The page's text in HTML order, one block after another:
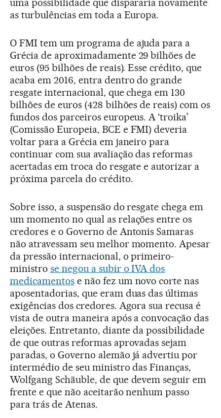
uma possibilidade que dispararia novamente
as turbulências em toda a Europa.
O FMI tem um programa de ajuda para a
Grécia de aproximadamente 29 bilhões de
euros (95 bilhões de reais). Esse crédito, que
acaba em 2016, entra dentro do grande
resgate internacional, que chega em 130
bilhões de euros (428 bilhões de reais) com os
fundos dos parceiros europeus. A ‘troika’
(Comissão Europeia, BCE e FMI) deveria
voltar para a Grécia em janeiro para
continuar com sua avaliação das reformas
acertadas em troca do resgate e autorizar a
próxima parcela do crédito.
Sobre isso, a suspensão do resgate chega em
um momento no qual as relações entre os
credores e o Governo de Antonis Samaras
não atravessam seu melhor momento. Apesar
da pressão internacional, o primeiro-
ministro se negou a subir o IVA dos
medicamentose não fez um novo corte nas
aposentadorias, que eram duas das últimas
exigências dos credores. Agora sua recusa é
vista de outra maneira após a convocação das
eleições. Entretanto, diante da possibilidade
de que outras reformas aprovadas sejam
paradas, o Governo alemão já advertiu por
intermédio de seu ministro das Finanças,
Wolfgang Schäuble, de que devem seguir em
frente e que não aceitarão nenhum passo
para trás de Atenas.